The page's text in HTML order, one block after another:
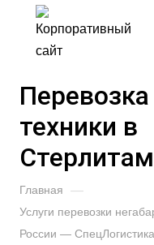
техники в
Главная —
Услуги перевозки
России — СпецЛогистика